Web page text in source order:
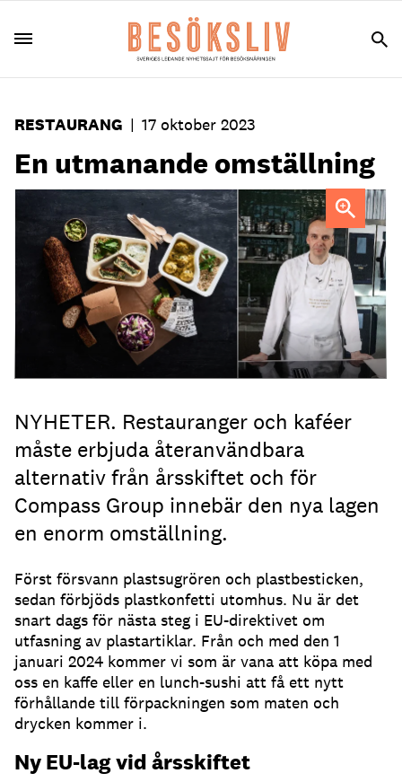
RESTAURANG | 17 oktober 2023
En utmanande omställning
"Det är i grunden väldigt positivt, men också en stor
utmaning", säger Johan Edvardsson på Compass Group.
Foto: Compass Group
NYHETER. Restauranger och kaféer
måste erbjuda återanvändbara
alternativ från årsskiftet och för
Compass Group innebär den nya lagen
en enorm omställning.
Först försvann plastsugrören och plastbesticken,
sedan förbjöds plastkonfetti utomhus. Nu är det
snart dags för nästa steg i EU-direktivet om
utfasning av plastartiklar. Från och med den 1
januari 2024 kommer vi som är vana att köpa med
oss en kaffe eller en lunch-sushi att få ett nytt
förhållande till förpackningen som maten och
drycken kommer i.
Ny EU-lag vid årsskiftet